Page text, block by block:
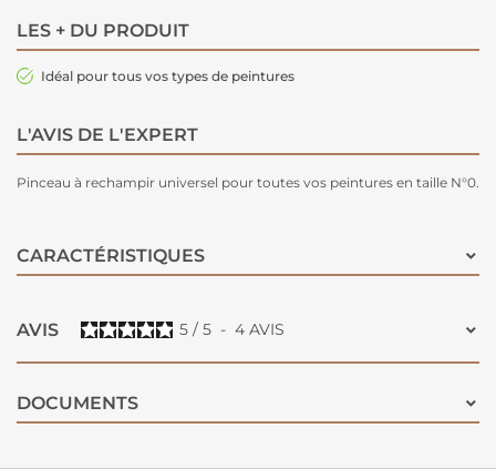
LES + DU PRODUIT
Idéal pour tous vos types de peintures
L'AVIS DE L'EXPERT
Pinceau à rechampir universel pour toutes vos peintures en taille N°0.
CARACTÉRISTIQUES
AVIS 5 / 5 - 4 AVIS
DOCUMENTS